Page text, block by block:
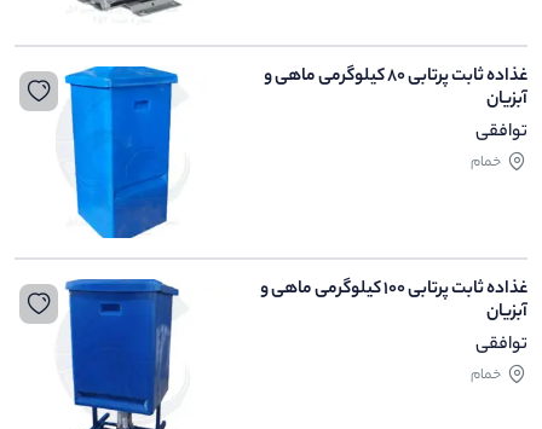
غذاده ثابت پرتابی ۸۰ کیلوگرمی ماهی و
آبزیان
توافقی
خمام
غذاده ثابت پرتابی ۱۰۰ کیلوگرمی ماهی و
آبزیان
توافقی
خمام